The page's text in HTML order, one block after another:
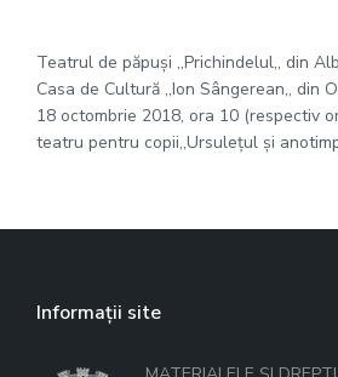
Teatrul de păpuși ,,Prichindelul,, din
Casa de Cultură ,,Ion Sângerean,, din
18 octombrie 2018, ora 10 (respectiv
teatru pentru copii,,Ursulețul și
Informații site